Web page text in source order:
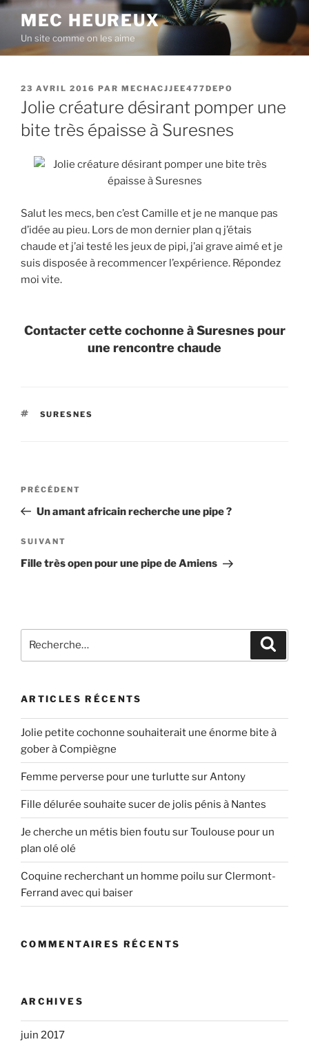
Aller
contenu
principal
MEC HEUREUX
Un site comme on les aime
PUBLIÉ
LE
23 AVRIL 2016 PAR MECHACJJEE477DEPO
Jolie créature désirant pomper une
bite très épaisse à Suresnes
Salut les mecs, ben c’est Camille et je ne manque pas
d’idée au pieu. Lors de mon dernier plan q j’étais
chaude et j’ai testé les jeux de pipi, j’ai grave aimé et je
suis disposée à recommencer l’expérience. Répondez
moi vite.
Contacter cette cochonne à Suresnes pour
une rencontre chaude
ÉTIQUETTES
SURESNES
Navigation
l’article
Article
précédent
PRÉCÉDENT
Un amant africain recherche une pipe ?
Article
suivant
SUIVANT
Fille très open pour une pipe de Amiens
pour
ARTICLES RÉCENTS
Jolie petite cochonne souhaiterait une énorme bite à
gober à Compiègne
Femme perverse pour une turlutte sur Antony
Fille délurée souhaite sucer de jolis pénis à Nantes
Je cherche un métis bien foutu sur Toulouse pour un
plan olé olé
Coquine recherchant un homme poilu sur Clermont-
Ferrand avec qui baiser
COMMENTAIRES RÉCENTS
ARCHIVES
juin 2017